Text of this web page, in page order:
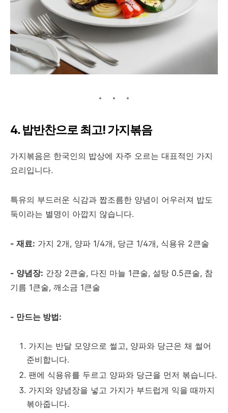
4. 밥반찬으로 최고! 가지볶음
가지볶음은 한국인의 밥상에 자주 오르는 대표적인 가지
요리입니다.
특유의 부드러운 식감과 짭조름한 양념이 어우러져 밥도
둑이라는 별명이 아깝지 않습니다.
- 재료: 가지 2개, 양파 1/4개, 당근 1/4개, 식용유 2큰술
- 양념장: 간장 2큰술, 다진 마늘 1큰술, 설탕 0.5큰술, 참
기름 1큰술, 깨소금 1큰술
- 만드는 방법:
가지는 반달 모양으로 썰고, 양파와 당근은 채 썰어
준비합니다.
팬에 식용유를 두르고 양파와 당근을 먼저 볶습니다.
가지와 양념장을 넣고 가지가 부드럽게 익을 때까지
볶아줍니다.